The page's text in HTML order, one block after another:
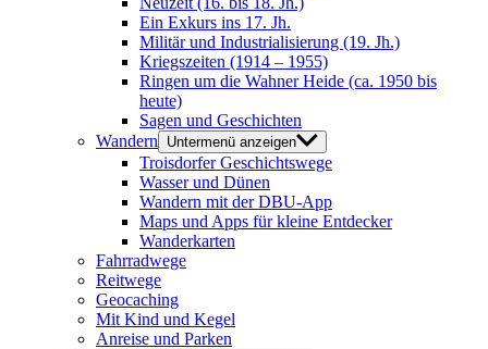
Ein Exkurs ins 17. Jh.
Militär und Industrialisierung (19. Jh.)
Kriegszeiten (1914 – 1955)
Ringen um die Wahner Heide (ca. 1950 bis
heute)
Sagen und Geschichten
Wandern
Untermenü anzeigen
Troisdorfer Geschichtswege
Wasser und Dünen
Wandern mit der DBU-App
Maps und Apps für kleine Entdecker
Wanderkarten
Fahrradwege
Reitwege
Geocaching
Mit Kind und Kegel
Anreise und Parken